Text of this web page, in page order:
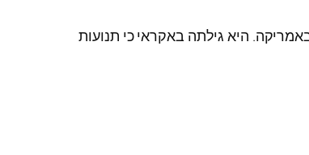
למחקר נפשי באמריקה. היא גילתה באקראי כי תנועות